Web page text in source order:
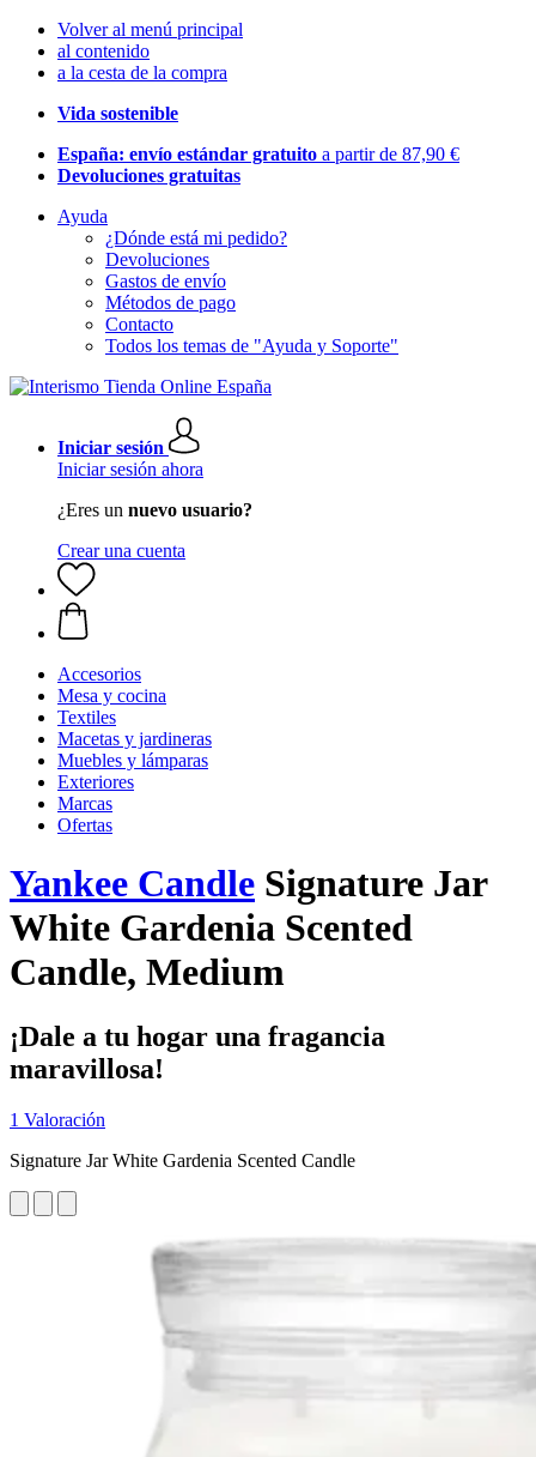
Volver al menú principal
al contenido
a la cesta de la compra
Vida sostenible
España: envío estándar gratuito a partir de 87,90 €
Devoluciones gratuitas
Ayuda
¿Dónde está mi pedido?
Devoluciones
Gastos de envío
Métodos de pago
Contacto
Todos los temas de "Ayuda y Soporte"
Iniciar sesión
Iniciar sesión ahora
¿Eres un nuevo usuario?
Crear una cuenta
Accesorios
Mesa y cocina
Textiles
Macetas y jardineras
Muebles y lámparas
Exteriores
Marcas
Ofertas
Yankee Candle Signature Jar
White Gardenia Scented
Candle, Medium
¡Dale a tu hogar una fragancia
maravillosa!
1 Valoración
Signature Jar White Gardenia Scented Candle